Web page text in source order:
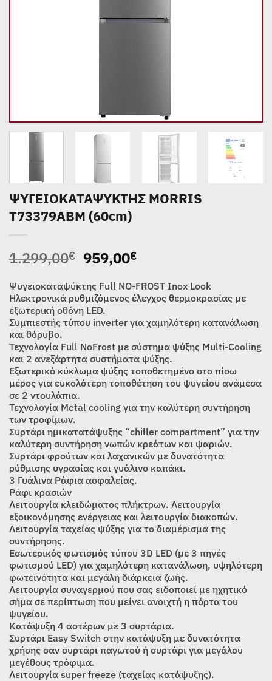
ΨΥΓΕΙΟΚΑΤΑΨΥΚΤΗΣ MORRIS
T73379ABM (60cm)
1.299,00€ Original
price
was:
1.299,00€.
959,00€Η
τιμή
είναι:
959,00€.
Ψυγειοκαταψύκτης Full NO-FROST Inox Look
Ηλεκτρονικά ρυθμιζόμενος έλεγχος θερμοκρασίας με
εξωτερική οθόνη LED.
Συμπιεστής τύπου inverter για χαμηλότερη κατανάλωση
και θόρυβο.
Τεχνολογία Full NoFrost με σύστημα ψύξης Multi-Cooling
και 2 ανεξάρτητα συστήματα ψύξης.
Εξωτερικό κύκλωμα ψύξης τοποθετημένο στο πίσω
μέρος για ευκολότερη τοποθέτηση του ψυγείου ανάμεσα
σε 2 ντουλάπια.
Τεχνολογία Metal cooling για την καλύτερη συντήρηση
των τροφίμων.
Συρτάρι ημικατατάψυξης “chiller compartment” για την
καλύτερη συντήρηση νωπών κρεάτων και ψαριών.
Συρτάρι φρούτων και λαχανικών με δυνατότητα
ρύθμισης υγρασίας και γυάλινο καπάκι.
3 Γυάλινα Ράφια ασφαλείας.
Ράφι κρασιών
Λειτουργία κλειδώματος πλήκτρων. Λειτουργία
εξοικονόμησης ενέργειας και λειτουργία διακοπών.
Λειτουργία ταχείας ψύξης για το διαμέρισμα της
συντήρησης.
Εσωτερικός φωτισμός τύπου 3D LED (με 3 πηγές
φωτισμού LED) για χαμηλότερη κατανάλωση, υψηλότερη
φωτεινότητα και μεγάλη διάρκεια ζωής.
Λειτουργία συναγερμού που σας ειδοποιεί με ηχητικό
σήμα σε περίπτωση που μείνει ανοιχτή η πόρτα του
ψυγείου.
Κατάψυξη 4 αστέρων με 3 συρτάρια.
Συρτάρι Easy Switch στην κατάψυξη με δυνατότητα
χρήσης σαν συρτάρι παγωτού ή συρτάρι για μεγάλου
μεγέθους τρόφιμα.
Λειτουργία super freeze (ταχείας κατάψυξης).